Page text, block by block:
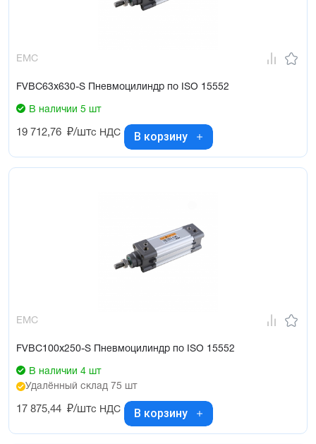
EMC
FVBC63x630-S Пневмоцилиндр по ISO 15552
В наличии 5 шт
19 712,76 ₽/штс НДС В корзину
EMC
FVBC100x250-S Пневмоцилиндр по ISO 15552
В наличии 4 шт
Удалённый склад 75 шт
17 875,44 ₽/штс НДС В корзину